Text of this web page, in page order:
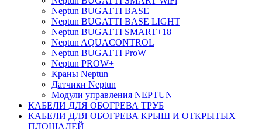
Neptun BUGATTI BASE
Neptun BUGATTI BASE LIGHT
Neptun BUGATTI SMART+18
Neptun AQUACONTROL
Neptun BUGATTI ProW
Neptun PROW+
Краны Neptun
Датчики Neptun
Модули управления NEPTUN
КАБЕЛИ ДЛЯ ОБОГРЕВА ТРУБ
КАБЕЛИ ДЛЯ ОБОГРЕВА КРЫШ И ОТКРЫТЫХ
ПЛОЩАДЕЙ